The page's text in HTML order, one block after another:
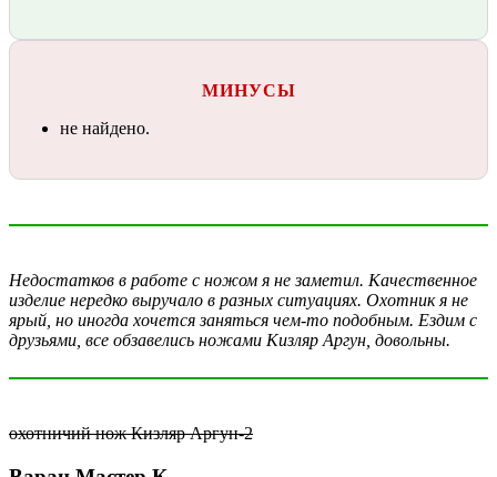
МИНУСЫ
не найдено.
Недостатков в работе с ножом я не заметил. Качественное
изделие нередко выручало в разных ситуациях. Охотник я не
ярый, но иногда хочется заняться чем-то подобным. Ездим с
друзьями, все обзавелись ножами Кизляр Аргун, довольны.
охотничий нож Кизляр Аргун-2